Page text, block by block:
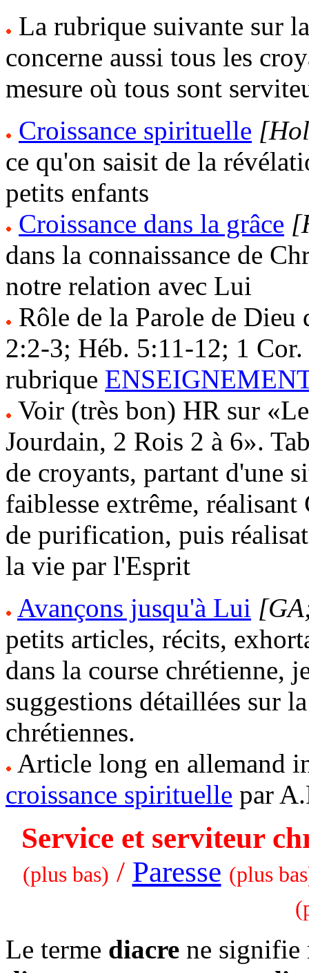
La rubrique suivante sur
concerne aussi tous les
mesure où tous sont
Croissance spirituelle
ce qu'on saisit de la
petits enfants
Croissance dans la grâce
dans la connaissance de
notre relation avec Lui
Rôle de la Parole de Dieu
2:2-3; Héb. 5:11-12; 1
rubrique
Voir (très bon) HR sur
Jourdain, 2 Rois 2 à 6».
de croyants, partant d'une
faiblesse extrême,
de purification, puis
la vie par l'Esprit
Avançons jusqu'à Lui
petits articles, récits,
dans la course chrétienne,
suggestions détaillées sur
chrétiennes.
Article long en allemand
croissance spirituelle par
Service et serviteur
(plus bas) / Paresse (plus
Le terme diacre ne signifie